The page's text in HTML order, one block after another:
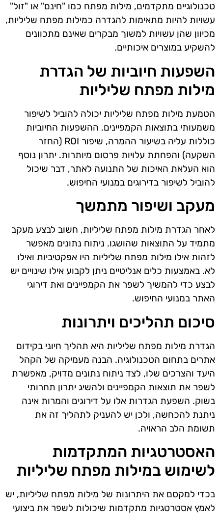
טכנולוגיים מתקדמים, מילות מפתח כמו "חינם" או "זול"
עשויות להיות מתאימות להגדרה כמילות מפתח שליליות,
מכיוון שהן עשויות למשוך מבקרים שאינם מתכוונים
להשקיע במוצרים איכותיים.
השפעות חיוביות של הגדרת
מילות מפתח שליליות
הטמעת מילות מפתח שליליות יכולה להוביל לשיפור
משמעותי בתוצאות הקמפיינים. ההשפעות החיוביות
כוללות עליה בשיעור ההמרה, שיפור ROI (החזר
השקעה) והפחתת עלויות פרסום מיותרות. יתרון נוסף
הוא העלאת האיכות של התנועה לאתר, דבר שיכול
להוביל לשיפור בדירוגים במנועי החיפוש.
מעקב ושיפור מתמשך
לאחר הגדרת מילות מפתח שליליות, חשוב לבצע מעקב
מתמיד על התוצאות שהושגו. ניתוח נתונים מאפשר
לזהות אילו מילות מפתח שליליות היו אפקטיביות ואילו
לא. באמצעות כלים אנליטיים ניתן לקבוע אילו שינויים יש
לבצע כדי להמשיך לשפר את הקמפיינים ואת דירוגי
האתר במנועי החיפוש.
סיכום תהליכים ויתרונות
הגדרת מילות מפתח שליליות היא תהליך חיוני בקידום
אתרים בתחום הטכנולוגיה. הבנה מעמיקה של הקהל
היעד והצרכים שלו, לצד ניתוח נתונים מדויק, מאפשרת
לשפר את תוצאות הקמפיינים ולהשיג יתרון תחרותי
בשוק. השפעת הגדרות אלו על דירוגים והמרות אינה
ניתנת להכחשה, ולכן יש להעניק לתהליך זה את
תשומת הלב הראויה.
האסטרטגיות המתקדמות
לשימוש במילות מפתח שליליות
בכדי למקסם את היתרונות של מילות מפתח שליליות, יש
לאמץ אסטרטגיות מתקדמות שיכולות לשפר את ביצועי